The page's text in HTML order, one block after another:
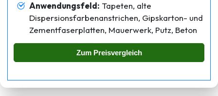
Anwendungsfeld: Tapeten, alte
Dispersionsfarbenanstrichen, Gipskarton- und
Zementfaserplatten, Mauerwerk, Putz, Beton
Zum Preisvergleich